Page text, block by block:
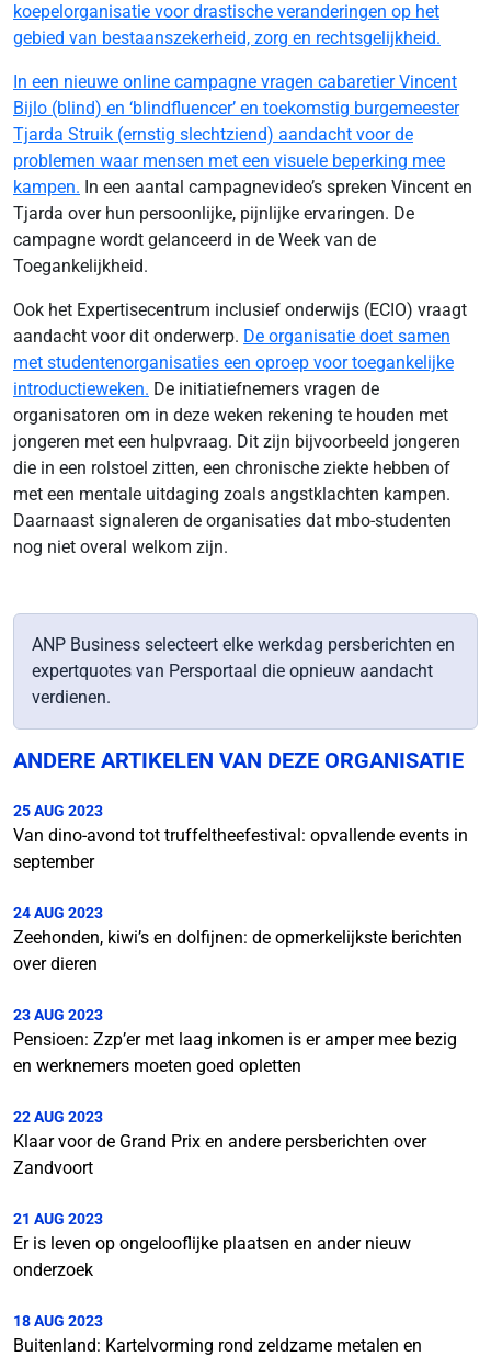
koepelorganisatie voor drastische veranderingen op het
gebied van bestaanszekerheid, zorg en rechtsgelijkheid.
In een nieuwe online campagne vragen cabaretier Vincent
Bijlo (blind) en ‘blindfluencer’ en toekomstig burgemeester
Tjarda Struik (ernstig slechtziend) aandacht voor de
problemen waar mensen met een visuele beperking mee
kampen. In een aantal campagnevideo’s spreken Vincent en
Tjarda over hun persoonlijke, pijnlijke ervaringen. De
campagne wordt gelanceerd in de Week van de
Toegankelijkheid.
Ook het Expertisecentrum inclusief onderwijs (ECIO) vraagt
aandacht voor dit onderwerp. De organisatie doet samen
met studentenorganisaties een oproep voor toegankelijke
introductieweken. De initiatiefnemers vragen de
organisatoren om in deze weken rekening te houden met
jongeren met een hulpvraag. Dit zijn bijvoorbeeld jongeren
die in een rolstoel zitten, een chronische ziekte hebben of
met een mentale uitdaging zoals angstklachten kampen.
Daarnaast signaleren de organisaties dat mbo-studenten
nog niet overal welkom zijn.
ANP Business selecteert elke werkdag persberichten en
expertquotes van Persportaal die opnieuw aandacht
verdienen.
ANDERE ARTIKELEN VAN DEZE ORGANISATIE
25 AUG 2023
Van dino-avond tot truffeltheefestival: opvallende events in
september
24 AUG 2023
Zeehonden, kiwi’s en dolfijnen: de opmerkelijkste berichten
over dieren
23 AUG 2023
Pensioen: Zzp’er met laag inkomen is er amper mee bezig
en werknemers moeten goed opletten
22 AUG 2023
Klaar voor de Grand Prix en andere persberichten over
Zandvoort
21 AUG 2023
Er is leven op ongelooflijke plaatsen en ander nieuw
onderzoek
18 AUG 2023
Buitenland: Kartelvorming rond zeldzame metalen en